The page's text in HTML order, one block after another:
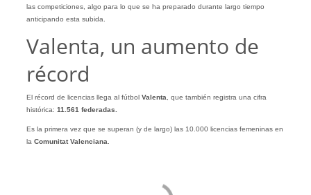
las competiciones, algo para lo que se ha preparado durante largo tiempo
anticipando esta subida.
Valenta, un aumento de
récord
El récord de licencias llega al fútbol Valenta , que también registra una cifra
histórica: 11.561 federadas.
Es la primera vez que se superan (y de largo) las 10.000 licencias femeninas en
la Comunitat Valenciana